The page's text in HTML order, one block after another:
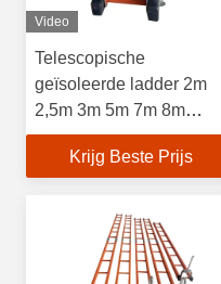
Video
Telescopische
geïsoleerde ladder 2m
2,5m 3m 5m 7m 8m
geïsoleerde
verlengladder
Krijg Beste Prijs